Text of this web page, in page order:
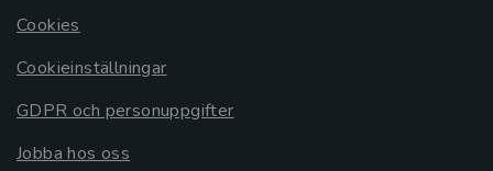
Cookies
Cookieinställningar
GDPR och personuppgifter
Jobba hos oss